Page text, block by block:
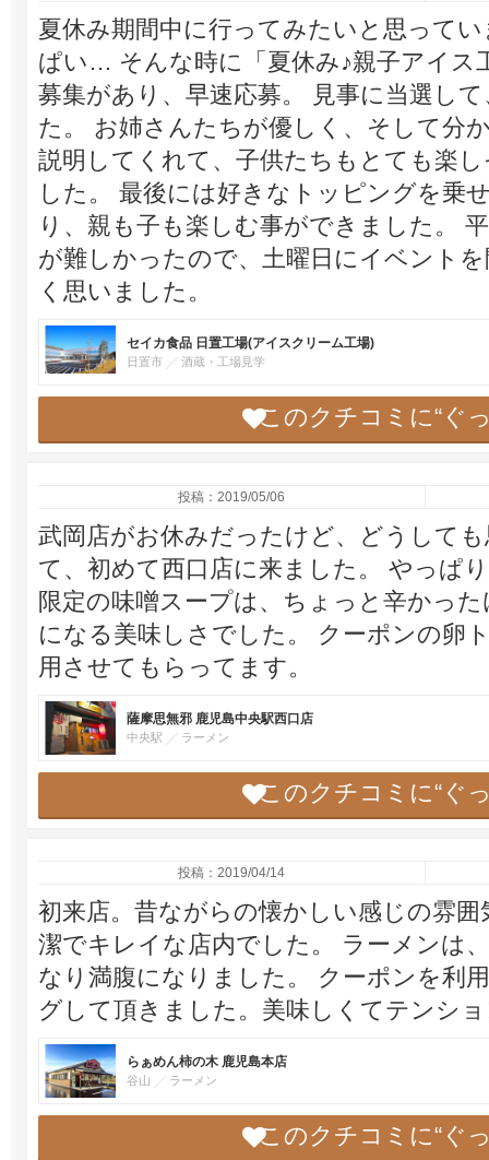
夏休み期間中に行ってみたいと思って
ぱい… そんな時に「夏休み♪親子アイス
募集があり、早速応募。 見事に当選し
た。 お姉さんたちが優しく、そして分
説明してくれて、子供たちもとても楽
した。 最後には好きなトッピングを乗
り、親も子も楽しむ事ができました。
が難しかったので、土曜日にイベント
く思いました。
セイカ食品 日置工場(アイスクリーム工場)
日置市 酒蔵・工場見学
このクチコミに“ぐ
投稿：2019/05/06
武岡店がお休みだったけど、どうして
て、初めて西口店に来ました。 やっぱ
限定の味噌スープは、ちょっと辛かっ
になる美味しさでした。 クーポンの卵
用させてもらってます。
薩摩思無邪 鹿児島中央駅西口店
中央駅 ラーメン
このクチコミに“ぐ
投稿：2019/04/14
初来店。昔ながらの懐かしい感じの雰
潔でキレイな店内でした。 ラーメンは
なり満腹になりました。 クーポンを利
グして頂きました。美味しくてテンシ
らぁめん柿の木 鹿児島本店
谷山 ラーメン
このクチコミに“ぐ